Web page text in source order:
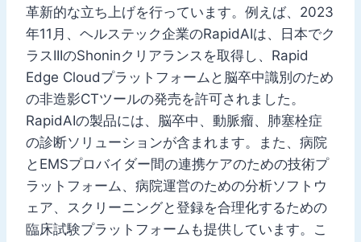
革新的な立ち上げを行っています。例えば、2023
年11月、ヘルステック企業のRapidAIは、日本でク
ラスIIIのShoninクリアランスを取得し、Rapid
Edge Cloudプラットフォームと脳卒中識別のため
の非造影CTツールの発売を許可されました。
RapidAIの製品には、脳卒中、動脈瘤、肺塞栓症
の診断ソリューションが含まれます。また、病院
とEMSプロバイダー間の連携ケアのための技術プ
ラットフォーム、病院運営のための分析ソフトウ
ェア、スクリーニングと登録を合理化するための
臨床試験プラットフォームも提供しています。こ